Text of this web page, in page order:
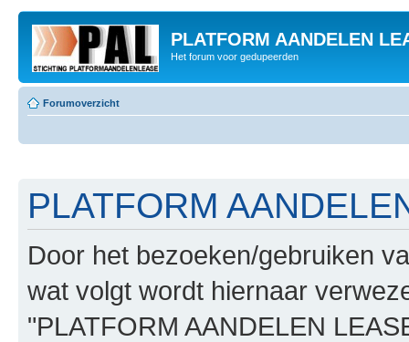
PLATFORM AANDELEN
Het forum voor gedupeerden
Forumoverzicht
PLATFORM
Door het bezoeken/gebruiken
wat volgt wordt hiernaar
"PLATFORM AANDELEN